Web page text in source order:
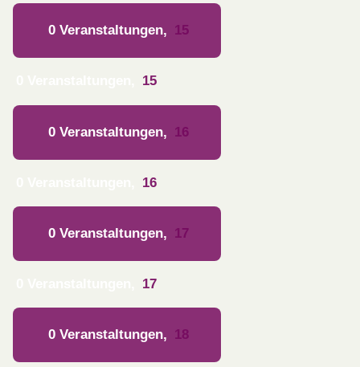
0 Veranstaltungen, 15
15
0 Veranstaltungen, 16
16
0 Veranstaltungen, 17
17
0 Veranstaltungen, 18